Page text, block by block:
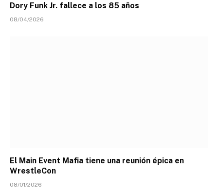
Dory Funk Jr. fallece a los 85 años
08/04/2026
El Main Event Mafia tiene una reunión épica en
WrestleCon
08/01/2026